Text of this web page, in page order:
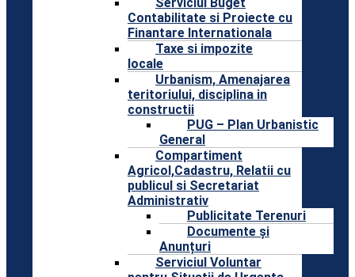
Serviciul Buget
Contabilitate si Proiecte cu
Finantare Internationala
Taxe si impozite
locale
Urbanism, Amenajarea
teritoriului, disciplina in
constructii
PUG – Plan Urbanistic
General
Compartiment
Agricol,Cadastru, Relatii cu
publicul si Secretariat
Administrativ
Publicitate Terenuri
Documente și
Anunțuri
Serviciul Voluntar